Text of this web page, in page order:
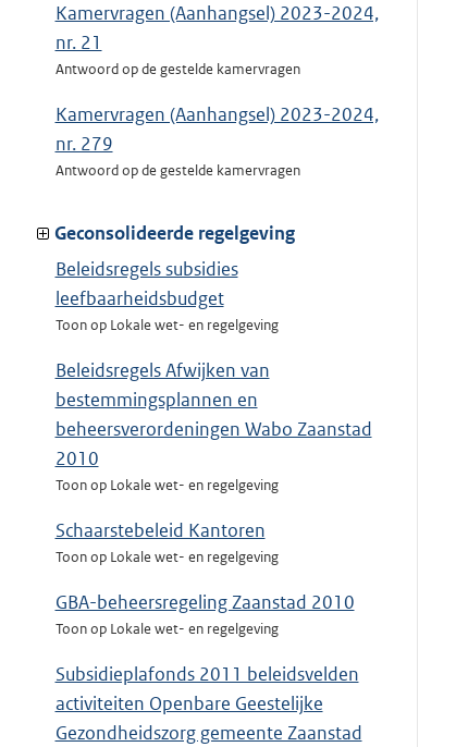
Kamervragen (Aanhangsel) 2023-2024,
nr. 21
Antwoord op de gestelde kamervragen
Kamervragen (Aanhangsel) 2023-2024,
nr. 279
Antwoord op de gestelde kamervragen
Geconsolideerde regelgeving
Beleidsregels subsidies
leefbaarheidsbudget
Toon op Lokale wet- en regelgeving
Beleidsregels Afwijken van
bestemmingsplannen en
beheersverordeningen Wabo Zaanstad
2010
Toon op Lokale wet- en regelgeving
Schaarstebeleid Kantoren
Toon op Lokale wet- en regelgeving
GBA-beheersregeling Zaanstad 2010
Toon op Lokale wet- en regelgeving
Subsidieplafonds 2011 beleidsvelden
activiteiten Openbare Geestelijke
Gezondheidszorg gemeente Zaanstad